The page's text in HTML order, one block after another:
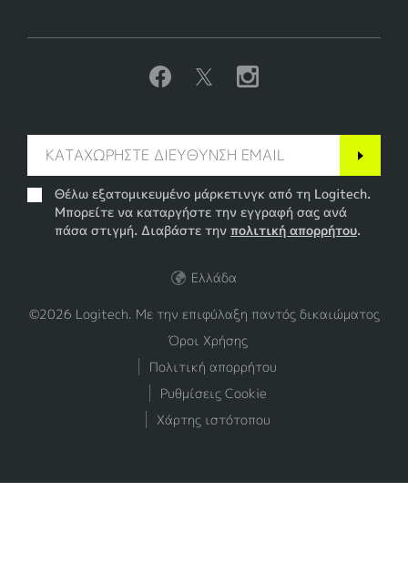
Θέλω εξατομικευμένο μάρκετινγκ από τη Logitech.
Μπορείτε να καταργήστε την εγγραφή σας ανά
πάσα στιγμή. Διαβάστε την πολιτική απορρήτου.
©2026 Logitech. Με την επιφύλαξη παντός δικαιώματος
Όροι Χρήσης
Πολιτική απορρήτου
Ρυθμίσεις Cookie
Χάρτης ιστότοπου
Ελλάδα